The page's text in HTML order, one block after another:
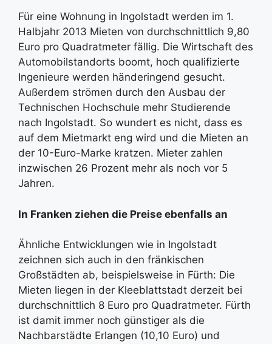
Für eine Wohnung in Ingolstadt werden im 1.
Halbjahr 2013 Mieten von durchschnittlich 9,80
Euro pro Quadratmeter fällig. Die Wirtschaft des
Automobilstandorts boomt, hoch qualifizierte
Ingenieure werden händeringend gesucht.
Außerdem strömen durch den Ausbau der
Technischen Hochschule mehr Studierende
nach Ingolstadt. So wundert es nicht, dass es
auf dem Mietmarkt eng wird und die Mieten an
der 10-Euro-Marke kratzen. Mieter zahlen
inzwischen 26 Prozent mehr als noch vor 5
Jahren.
In Franken ziehen die Preise ebenfalls an
Ähnliche Entwicklungen wie in Ingolstadt
zeichnen sich auch in den fränkischen
Großstädten ab, beispielsweise in Fürth: Die
Mieten liegen in der Kleeblattstadt derzeit bei
durchschnittlich 8 Euro pro Quadratmeter. Fürth
ist damit immer noch günstiger als die
Nachbarstädte Erlangen (10,10 Euro) und